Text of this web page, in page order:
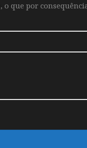
que por